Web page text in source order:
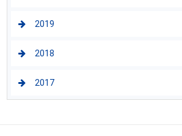
2019
2018
2017